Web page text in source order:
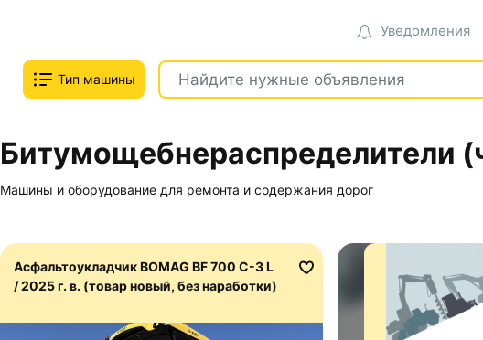
Уведомления
Тип машины
Битумощебнераспределители
Машины и оборудование для ремонта и содержания дорог
Асфальтоукладчик BOMAG BF 700 C-3 L
/ 2025 г. в. (товар новый, без наработки)